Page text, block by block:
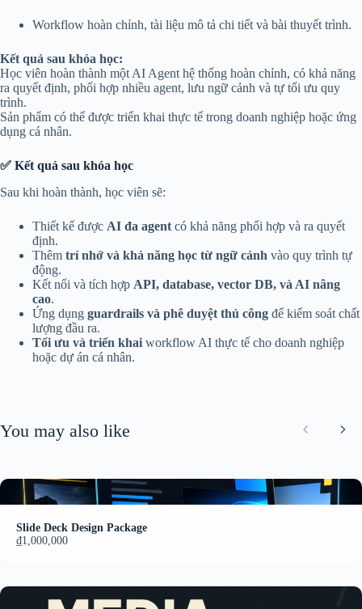
Workflow hoàn chỉnh, tài liệu mô tả chi tiết và bài thuyết trình.
Kết quả sau khóa học:
Học viên hoàn thành một AI Agent hệ thống hoàn chỉnh, có khả năng
ra quyết định, phối hợp nhiều agent, lưu ngữ cảnh và tự tối ưu quy
trình.
Sản phẩm có thể được triển khai thực tế trong doanh nghiệp hoặc ứng
dụng cá nhân.
✅ Kết quả sau khóa học
Sau khi hoàn thành, học viên sẽ:
Thiết kế được AI đa agent có khả năng phối hợp và ra quyết
định.
Thêm trí nhớ và khả năng học từ ngữ cảnh vào quy trình tự
động.
Kết nối và tích hợp API, database, vector DB, và AI nâng
cao.
Ứng dụng guardrails và phê duyệt thủ công để kiểm soát chất
lượng đầu ra.
Tối ưu và triển khai workflow AI thực tế cho doanh nghiệp
hoặc dự án cá nhân.
You may also like Previous
Slide Deck Design Package
₫1,000,000